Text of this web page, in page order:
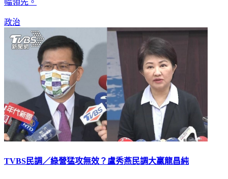
幅領先。
政治
TVBS民調／綠營猛攻無效？盧秀燕民調大贏龍昌純